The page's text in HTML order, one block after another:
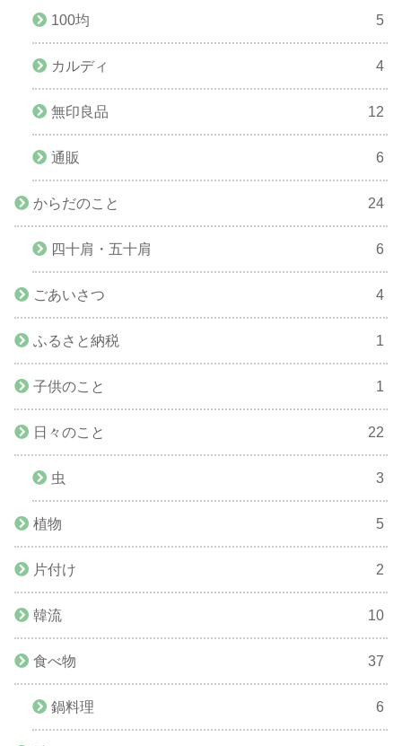
100均 5
カルディ 4
無印良品 12
通販 6
からだのこと 24
四十肩・五十肩 6
ごあいさつ 4
ふるさと納税 1
子供のこと 1
日々のこと 22
虫 3
植物 5
片付け 2
韓流 10
食べ物 37
鍋料理 6